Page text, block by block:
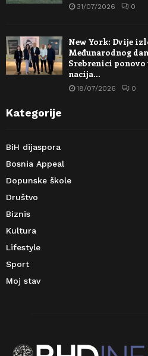
31/07/2026 0
New York: Dvije
Međunarodnog
Srebrenici ponovo
nacija…
18/07/2026 0
Kategorije
BiH dijaspora
Bosnia Appeal
Dopunske škole
Društvo
Biznis
Kultura
Lifestyle
Sport
Moj stav